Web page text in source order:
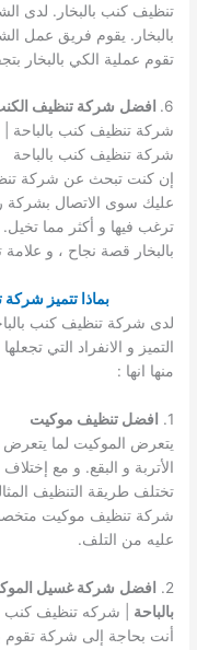
تنظيف كنب بالبخار. لدى
بالبخار. يقوم فريق عمل
تقوم عملية الكي بالبخار
6. افضل شركة تنظيف
شركة تنظيف كنب
شركة تنظيف كنب بالباحة
إن كنت تبحث عن شركة
عليك سوى الاتصال بشركة
ترغب فيها و أكثر مما
بالبخار قصة نجاح ، و علامة
بماذا تتميز
لدى شركة تنظيف كنب
التميز و الانفراد التي
منها انها :
1.
افضل تنظيف موكيت
يتعرض الموكيت لما
الأتربة و البقع. و مع
تختلف طريقة التنظيف
شركة تنظيف موكيت
عليه من التلف.
2. افضل شركة غسيل
بالباحة | شركه تنظيف كنب
أنت بحاجة إلى شركة تقوم